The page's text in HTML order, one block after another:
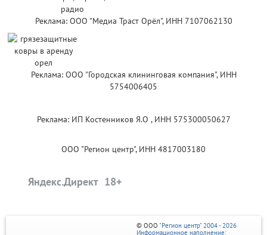
Реклама: ООО "Медиа Траст Орёл", ИНН 7107062130
Реклама: ООО "Городская клининговая компания", ИНН
5754006405
Реклама: ИП Костенников Я.О , ИНН 575300050627
ООО "Регион центр", ИНН 4817003180
Яндекс.Директ
© ООО "Регион центр" 2004 - 2026
Информационное наполнение: